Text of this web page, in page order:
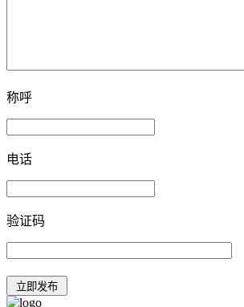
称呼
电话
验证码